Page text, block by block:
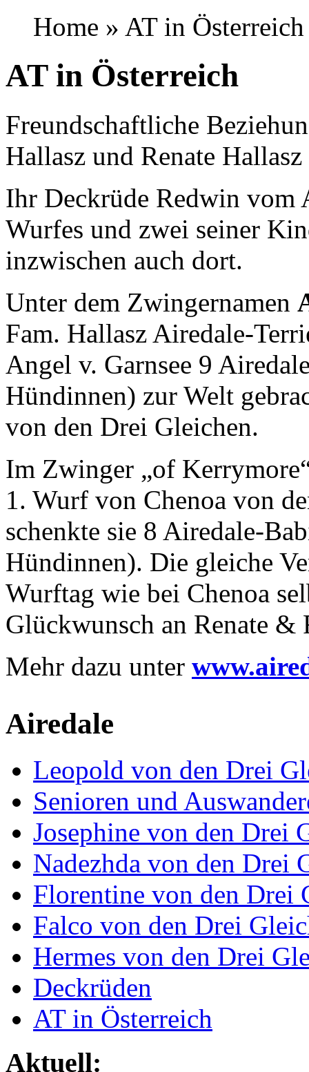
Home » AT in Österreich
AT in Österreich
Freundschaftliche
Hallasz und Renate
Ihr Deckrüde Redwin vom
Wurfes und zwei seiner
inzwischen auch dort.
Unter dem Zwingernamen
Fam. Hallasz Airedale-
Angel v. Garnsee 9
Hündinnen) zur Welt
von den Drei Gleichen.
Im Zwinger „of
1. Wurf von Chenoa von
schenkte sie 8 Airedale-
Hündinnen). Die gleiche
Wurftag wie bei Chenoa
Glückwunsch an Renate
Mehr dazu unter
Airedale
Leopold von den Drei
Senioren und
Josephine von den Drei
Nadezhda von den Drei
Florentine von den Drei
Falco von den Drei
Hermes von den Drei
Deckrüden
AT in Österreich
Aktuell: